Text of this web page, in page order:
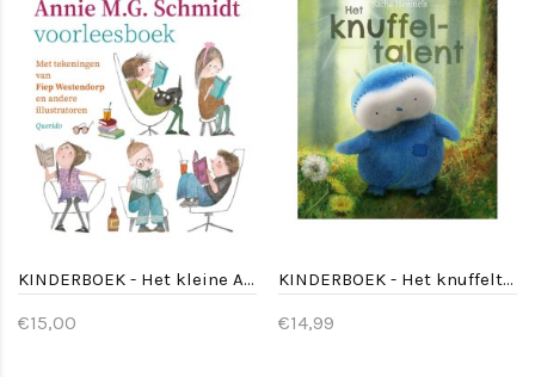
KINDERBOEK - Het kleine Annie M.G. Schmidt voorleesboek
€15,00
KINDERBOEK - Het knuffeltalent
€14,99